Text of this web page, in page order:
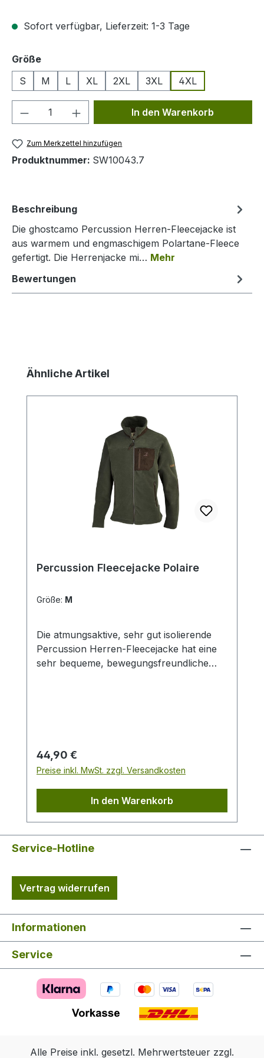
Sofort verfügbar, Lieferzeit: 1-3 Tage
Größeauswählen
S
M L XL 2XL 3XL 4XL
Produkt Anzahl: Gib denIn den Warenkorb
Zum Merkzettel hinzufügen
Produktnummer: SW10043.7
Beschreibung
Die ghostcamo Percussion Herren-Fleecejacke ist
aus warmem und engmaschigem Polartane-Fleece
gefertigt. Die Herrenjacke mi… Mehr
Bewertungen
Produktgalerie überspringen
Ähnliche Artikel
Percussion Fleecejacke Polaire
Größe: M
Die atmungsaktive, sehr gut isolierende
Percussion Herren-Fleecejacke hat eine
sehr bequeme, bewegungsfreundliche
Ellenbogen eine Innentasche mit
Percussion-Logo auf der Brust
Regulärer Preis:
44,90 €
Preise inkl. MwSt. zzgl. Versandkosten
In den Warenkorb
Service-Hotline
Vertrag widerrufen
Informationen
Service
Alle Preise inkl. gesetzl. Mehrwertsteuer zzgl.